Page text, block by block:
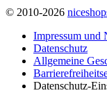
© 2010-2026
Impressum und
Datenschutz
Allgemeine
Datenschutz-